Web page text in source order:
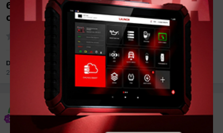
664 951 104Kw Diesel] Come si smonta
cilindro secondario frizione
Da Manuele
20 Settembre 2017
Trasmissione
Manuele
Inviato 20 Settembre 2017